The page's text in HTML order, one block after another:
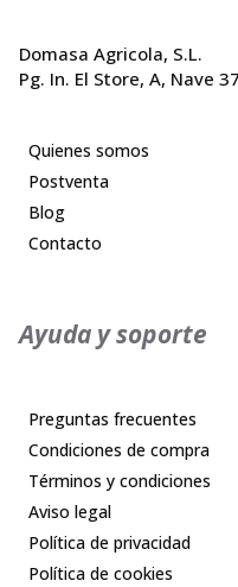
Domasa Agricola, S.L.
Pg. In. El Store, A, Nave
Quienes somos
Postventa
Blog
Contacto
Ayuda y soporte
Preguntas frecuentes
Condiciones de compra
Términos y condiciones
Aviso legal
Política de privacidad
Política de cookies